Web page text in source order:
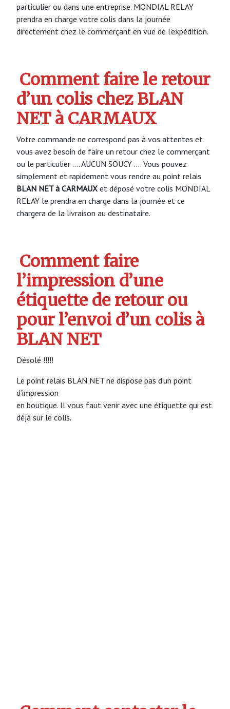
particulier ou dans une entreprise. MONDIAL RELAY
prendra en charge votre colis dans la journée
directement chez le commerçant en vue de l’expédition.
Comment faire le retour
d’un colis chez BLAN
NET à CARMAUX
Votre commande ne correspond pas à vos attentes et
vous avez besoin de faire un retour chez le commerçant
ou le particulier …. AUCUN SOUCY …. Vous pouvez
simplement et rapidement vous rendre au point relais
BLAN NET à CARMAUX et déposé votre colis MONDIAL
RELAY le prendra en charge dans la journée et ce
chargera de la livraison au destinataire.
Comment faire
l’impression d’une
étiquette de retour ou
pour l’envoi d’un colis à
BLAN NET
Désolé !!!!!
Le point relais BLAN NET ne dispose pas d’un point
d’impression
en boutique. Il vous faut venir avec une étiquette qui est
déjà sur le colis.